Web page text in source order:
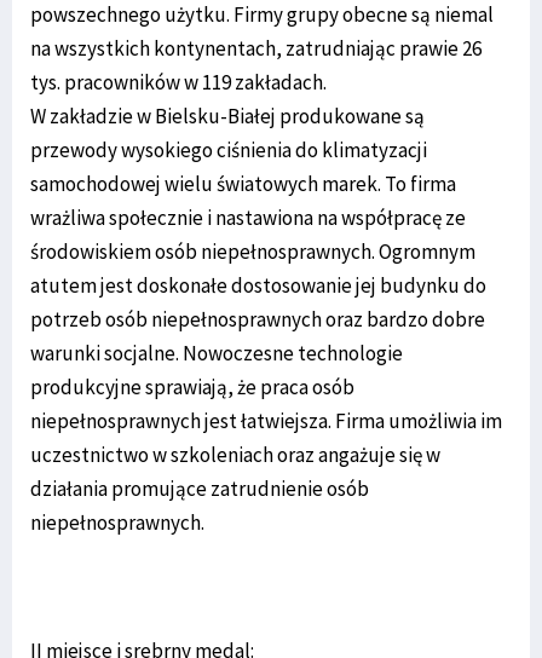
powszechnego użytku. Firmy grupy obecne są niemal
na wszystkich kontynentach, zatrudniając prawie 26
tys. pracowników w 119 zakładach.
W zakładzie w Bielsku-Białej produkowane są
przewody wysokiego ciśnienia do klimatyzacji
samochodowej wielu światowych marek. To firma
wrażliwa społecznie i nastawiona na współpracę ze
środowiskiem osób niepełnosprawnych. Ogromnym
atutem jest doskonałe dostosowanie jej budynku do
potrzeb osób niepełnosprawnych oraz bardzo dobre
warunki socjalne. Nowoczesne technologie
produkcyjne sprawiają, że praca osób
niepełnosprawnych jest łatwiejsza. Firma umożliwia im
uczestnictwo w szkoleniach oraz angażuje się w
działania promujące zatrudnienie osób
niepełnosprawnych.
II miejsce i srebrny medal: